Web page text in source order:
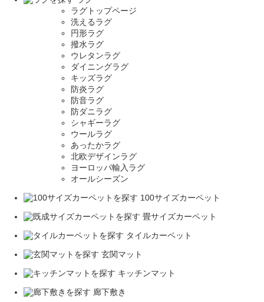
ラグトップページ
洗えるラグ
円形ラグ
撥水ラグ
ウレタンラグ
ダイニングラグ
キッズラグ
防炎ラグ
防音ラグ
防ダニラグ
シャギーラグ
ウールラグ
あったかラグ
北欧デザインラグ
ヨーロッパ輸入ラグ
オールシーズン
100サイズカーペット
畳サイズカーペット
タイルカーペット
玄関マット
キッチンマット
廊下敷き